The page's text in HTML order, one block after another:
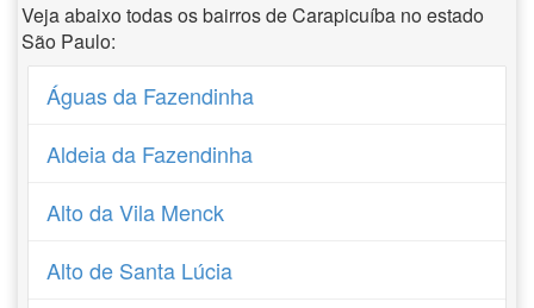
Veja abaixo todas os bairros de Carapicuíba no estado
São Paulo:
Águas da Fazendinha
Aldeia da Fazendinha
Alto da Vila Menck
Alto de Santa Lúcia